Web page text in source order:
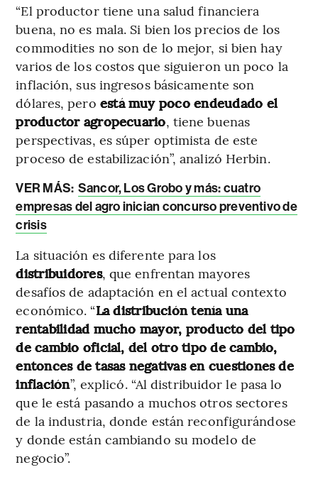
“El productor tiene una salud financiera
buena, no es mala. Si bien los precios de los
commodities no son de lo mejor, si bien hay
varios de los costos que siguieron un poco la
inflación, sus ingresos básicamente son
dólares, pero está muy poco endeudado el
productor agropecuario, tiene buenas
perspectivas, es súper optimista de este
proceso de estabilización”, analizó Herbin.
VER MÁS: Sancor, Los Grobo y más: cuatro
empresas del agro inician concurso preventivo de
crisis
La situación es diferente para los
distribuidores, que enfrentan mayores
desafíos de adaptación en el actual contexto
económico. “La distribución tenía una
rentabilidad mucho mayor, producto del tipo
de cambio oficial, del otro tipo de cambio,
entonces de tasas negativas en cuestiones de
inflación”, explicó. “Al distribuidor le pasa lo
que le está pasando a muchos otros sectores
de la industria, donde están reconfigurándose
y donde están cambiando su modelo de
negocio”.